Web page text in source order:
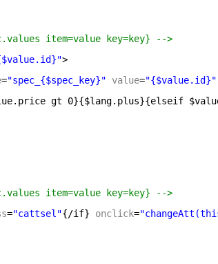
item=value key=key} -->
>
="spec_{$spec_key}" value="{$value.id}"
gt 0}{$lang.plus}{elseif
item=value key=key} -->
="cattsel"{/if} onclick=